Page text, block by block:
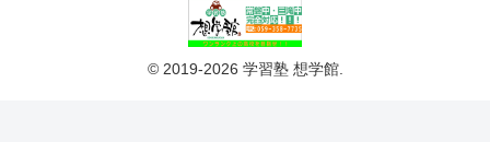
© 2019-2026 学習塾 想学館.